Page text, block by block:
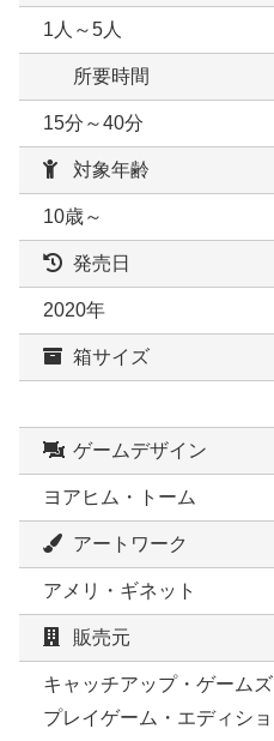
1人～5人
所要時間
15分～40分
対象年齢
10歳～
発売日
2020年
箱サイズ
ゲームデザイン
ヨアヒム・トーム
アートワーク
アメリ・ギネット
販売元
キャッチアップ・ゲーム
プレイゲーム・エディシ